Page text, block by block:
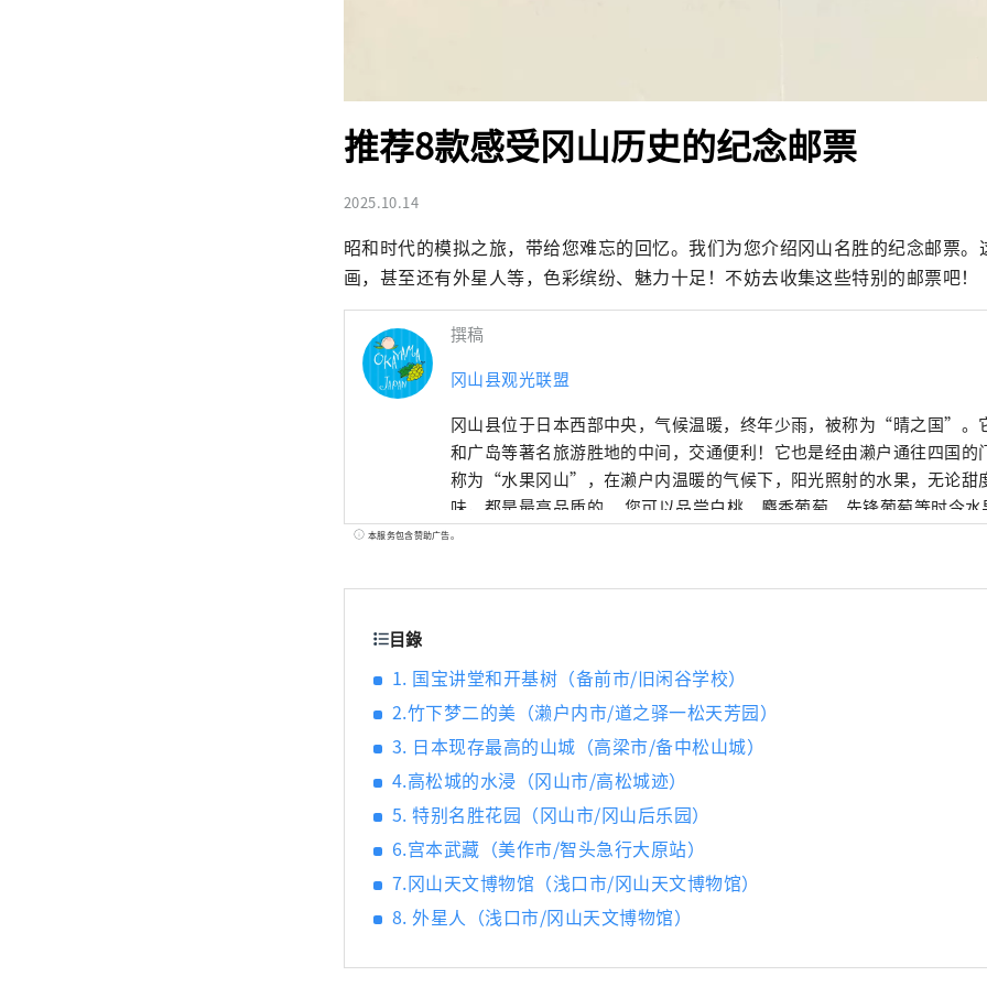
推荐8款感受冈山历史的纪念邮票
2025.10.14
昭和时代的模拟之旅，带给您难忘的回忆。我们为您介绍冈山名胜的纪念邮票。
画，甚至还有外星人等，色彩缤纷、魅力十足！不妨去收集这些特别的邮票吧！
撰稿
冈山县观光联盟
冈山县位于日本西部中央，气候温暖，终年少雨，被称为“晴之国”。
和广岛等著名旅游胜地的中间，交通便利！它也是经由濑户通往四国的门户。 冈山
称为“水果冈山”，在濑户内温暖的气候下，阳光照射的水果，无论甜
味，都是最高品质的。 您可以品尝白桃、麝香葡萄、先锋葡萄等时令水果！ 冈山还
世界级的旅游景点，包括冈山城、日本三大名园之一的冈山后乐园以及
本服务包含赞助广告。
目錄
1. 国宝讲堂和开基树（备前市/旧闲谷学校）
2.竹下梦二的美（濑户内市/道之驿一松天芳园）
3. 日本现存最高的山城（高梁市/备中松山城）
4.高松城的水浸（冈山市/高松城迹）
5. 特别名胜花园（冈山市/冈山后乐园）
6.宫本武藏（美作市/智头急行大原站）
7.冈山天文博物馆（浅口市/冈山天文博物馆）
8. 外星人（浅口市/冈山天文博物馆）